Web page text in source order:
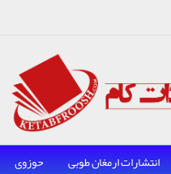
انتشارات ارمغان طوبی حوزوی